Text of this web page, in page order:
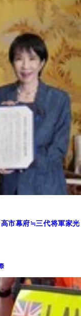
高市幕府≒三代将軍家光